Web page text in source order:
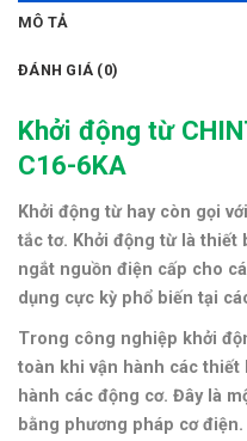
MÔ TẢ
ĐÁNH GIÁ (0)
Khởi động từ
C16-6KA
Khởi động từ hay còn gọi
tắc tơ. Khởi động từ là
ngắt nguồn điện cấp cho
dụng cực kỳ phổ biến tại
Trong công nghiệp khởi
toàn khi vận hành các thiết
hành các động cơ. Đây là
bằng phương pháp cơ